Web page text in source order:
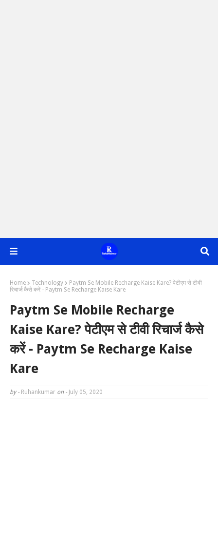
Home Technology
Paytm Se Mobile Recharge Kaise Kare? पेटीएम से टीवी
रिचार्ज कैसे करें - Paytm Se Recharge Kaise Kare
Paytm Se Mobile Recharge
Kaise Kare? पेटीएम से टीवी रिचार्ज कैसे
करें - Paytm Se Recharge Kaise
Kare
by - Ruhankumar on - July 05, 2020